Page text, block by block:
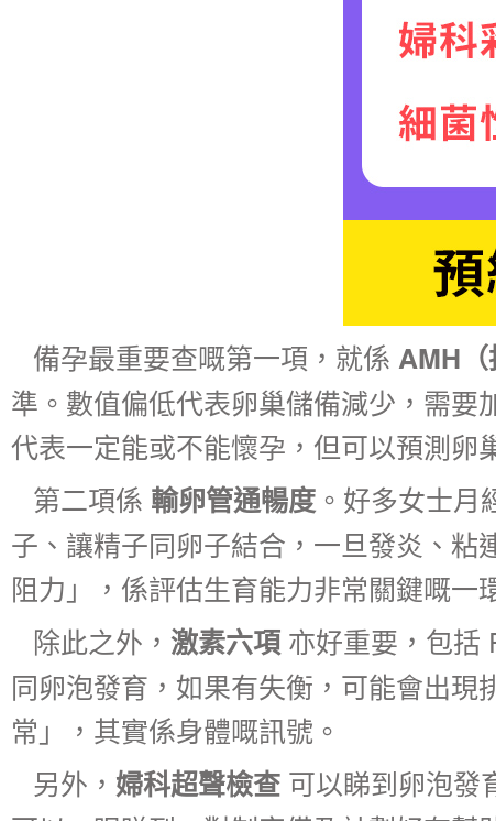
備孕最重要查嘅第一項，就係 AMH（
準。數值偏低代表卵巢儲備減少，需
代表一定能或不能懷孕，但可以預測卵
第二項係 輸卵管通暢度 。好多女士
子、讓精子同卵子結合，一旦發炎、
阻力」，係評估生育能力非常關鍵嘅一
除此之外， 激素六項 亦好重要，包括
同卵泡發育，如果有失衡，可能會出
常」，其實係身體嘅訊號。
另外， 婦科超聲檢查 可以睇到卵泡發